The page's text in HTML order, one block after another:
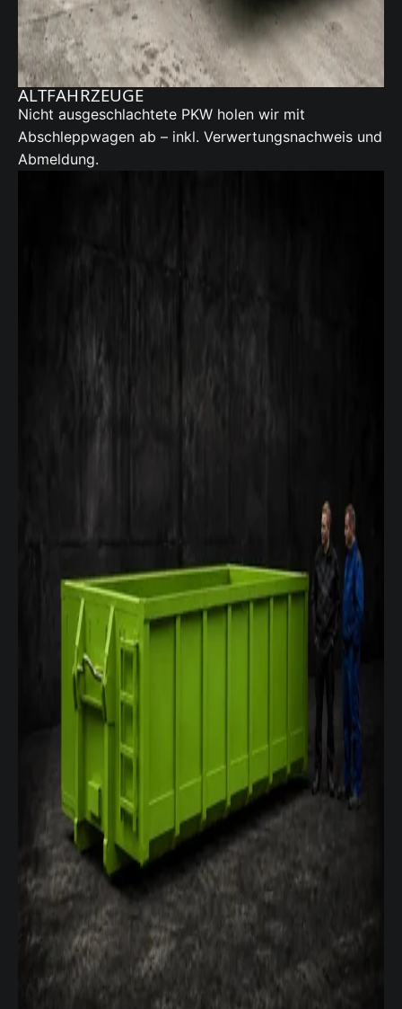
ALTFAHRZEUGE
Nicht ausgeschlachtete PKW holen wir mit
Abschleppwagen ab – inkl. Verwertungsnachweis und
Abmeldung.